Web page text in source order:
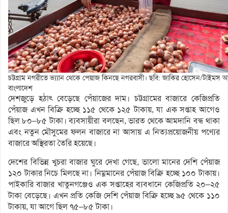
চট্টগ্রাম নগরীতে ভ্য্যান থেকে পেয়াজ কিনছে নগরবাসী। ছবি: জাকির হোসেন/টাইমস
বাংলাদেশ
দেশজুড়ে হঠাৎ বেড়েছে পেঁয়াজের দাম। চট্টগ্রামের বাজারে কেজিপ্রতি
পেঁয়াজ এখন বিক্রি হচ্ছে ১১৫ থেকে ১২৫ টাকায়, যা এক সপ্তাহ আগেও
ছিল ৮০–৮৫ টাকা। ব্যবসায়ীরা বলছেন, ভারত থেকে আমদানি বন্ধ থাকা
এবং নতুন মৌসুমের ফলন বাজারে না আসায় এ নিত্যপ্রয়োজনীয় পণ্যের
বাজারে অস্থিরতা তৈরি হয়েছে।
দেশের বিভিন্ন খুচরা বাজার ঘুরে দেখা গেছে, ভালো মানের দেশি পেঁয়াজ
১২০ টাকার নিচে মিলছে না। নিম্নমানের পেঁয়াজ বিক্রি হচ্ছে ১০০ টাকায়।
পাইকারি বাজার খাতুনগঞ্জেও এক সপ্তাহের ব্যবধানে কেজিপ্রতি ২০–২৫
টাকা বেড়েছে। এখন প্রতি কেজি দেশি পেঁয়াজ বিক্রি হচ্ছে ৯৫ থেকে ১১০
টাকায়, যা আগে ছিল ৭৫–৮৫ টাকা।